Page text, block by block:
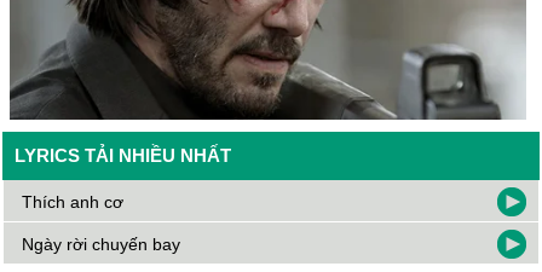
LYRICS TẢI NHIỀU NHẤT
Thích anh cơ
Ngày rời chuyến bay